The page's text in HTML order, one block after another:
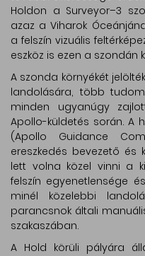
Holdon a Surveyor–3
azaz a Viharok
a felszín vizuális
eszköz is ezen a szondán
A szonda környékét
landolására, több
minden ugyanúgy
Apollo-küldetés során. A
(Apollo Guidance
ereszkedés bevezető és
lett volna közel vinni a
felszín egyenetlensége
minél közelebbi
parancsnok általi
szakaszában.
A Hold körüli pályára